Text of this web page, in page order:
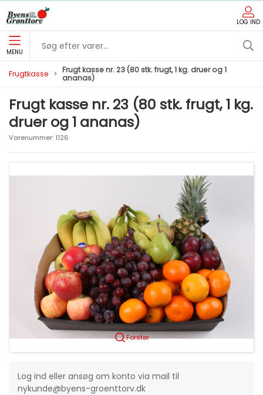
LOG IND
MENU
Frugtkasse
Frugt kasse nr. 23 (80 stk. frugt, 1 kg. druer og 1
ananas)
Frugt kasse nr. 23 (80 stk. frugt, 1 kg.
druer og 1 ananas)
Varenummer:1126
Forstør
Log ind eller ansøg om konto via mail til
nykunde@byens-groenttorv.dk